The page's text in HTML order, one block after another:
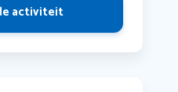
activiteit